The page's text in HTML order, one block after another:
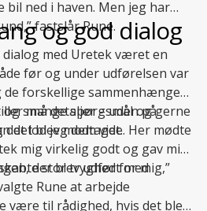
bil ned i haven. Men jeg har
fastslår Rune.
og god dialog
dialog med Uretek været en
før og under udførelsen var
forskellige sammenhænge
små detaljer – uden på
det blev modtaget.
mange spørgsmål og gerne
lod jeg dem vide. Her mødte
mig virkelig godt og gav mig
stor tryghed for mig,”
der blev udført med
Rune at arbejde
være til rådighed, hvis det blev